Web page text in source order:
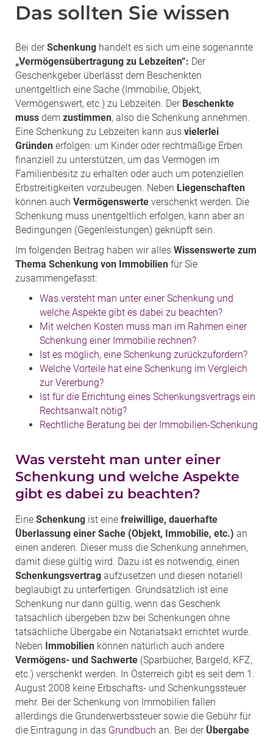
Das sollten Sie wissen
Bei derSchenkung handelt es sich um eine sogenannte
„Vermögensübertragung zu Lebzeiten“: Der
Geschenkgeber überlässt dem Beschenkten
unentgeltlich eine Sache (Immobilie, Objekt,
Vermögenswert, etc.) zu Lebzeiten. Der Beschenkte
muss dem zustimmen, also die Schenkung annehmen.
Eine Schenkung zu Lebzeiten kann aus vielerlei
Gründen erfolgen: um Kinder oder rechtmäßige Erben
finanziell zu unterstützen, um das Vermögen im
Familienbesitz zu erhalten oder auch um potenziellen
Erbstreitigkeiten vorzubeugen. Neben Liegenschaften
können auch Vermögenswerte verschenkt werden. Die
Schenkung muss unentgeltlich erfolgen, kann aber an
Bedingungen (Gegenleistungen) geknüpft sein.
Im folgenden Beitrag haben wir alles Wissenswerte zum
Thema Schenkung von Immobilien für Sie
zusammengefasst:
Was versteht man unter einer Schenkung und
welche Aspekte gibt es dabei zu beachten?
Mit welchen Kosten muss man im Rahmen einer
Schenkung einer Immobilie rechnen?
Ist es möglich, eine Schenkung zurückzufordern?
Welche Vorteile hat eine Schenkung im Vergleich
zur Vererbung?
Ist für die Errichtung eines Schenkungsvertrags ein
Rechtsanwalt nötig?
Rechtliche Beratung bei der Immobilien-Schenkung
Was versteht man unter einer
Schenkung und welche Aspekte
gibt es dabei zu beachten?
Eine Schenkung ist eine freiwillige, dauerhafte
Überlassung einer Sache (Objekt, Immobilie, etc.) an
einen anderen. Dieser muss die Schenkung annehmen,
damit diese gültig wird. Dazu ist es notwendig, einen
Schenkungsvertrag aufzusetzen und diesen notariell
beglaubigt zu unterfertigen. Grundsätzlich ist eine
Schenkung nur dann gültig, wenn das Geschenk
tatsächlich übergeben bzw bei Schenkungen ohne
tatsächliche Übergabe ein Notariatsakt errichtet wurde.
Neben Immobilien können natürlich auch andere
Vermögens- und Sachwerte (Sparbücher, Bargeld, KFZ,
etc.) verschenkt werden. In Österreich gibt es seit dem 1.
August 2008 keine Erbschafts- und Schenkungssteuer
mehr. Bei der Schenkung von Immobilien fallen
allerdings die Grunderwerbssteuer sowie die Gebühr für
die Eintragung in das Grundbuch an. Bei der Übergabe